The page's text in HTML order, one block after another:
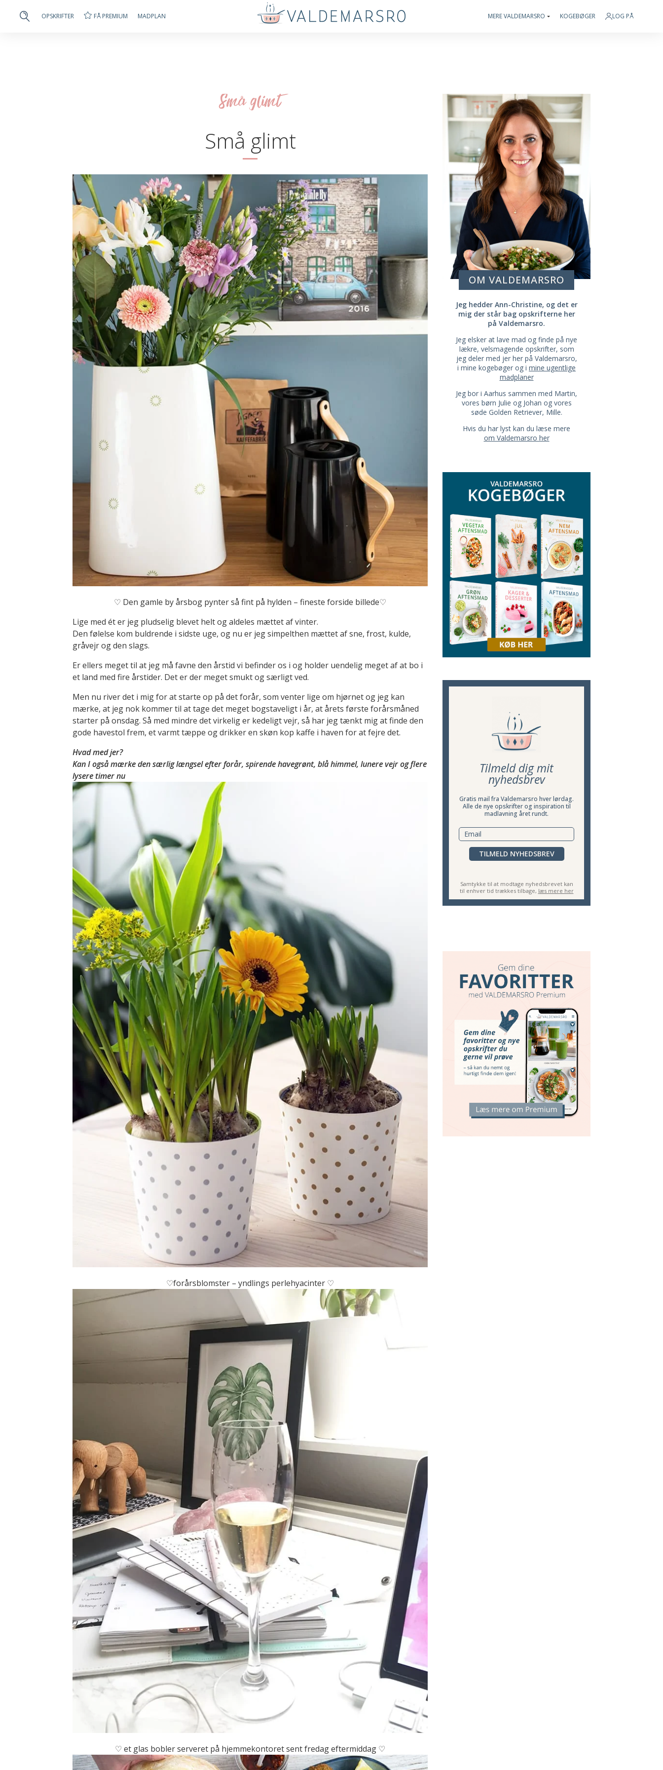
OPSKRIFTER FÅ PREMIUM MADPLAN MERE VALDEMARSRO KOGEBØGER LOG PÅ
Små glimt
Små glimt
♡ Den gamle by årsbog pynter så fint på hylden – fineste forside billede♡
Lige med ét er jeg pludselig blevet helt og aldeles mættet af vinter.
Den følelse kom buldrende i sidste uge, og nu er jeg simpelthen mættet af sne, frost, kulde,
gråvejr og den slags.
Er ellers meget til at jeg må favne den årstid vi befinder os i og holder uendelig meget af at bo i
et land med fire årstider. Det er der meget smukt og særligt ved.
Men nu river det i mig for at starte op på det forår, som venter lige om hjørnet og jeg kan
mærke, at jeg nok kommer til at tage det meget bogstaveligt i år, at årets første forårsmåned
starter på onsdag. Så med mindre det virkelig er kedeligt vejr, så har jeg tænkt mig at finde den
gode havestol frem, et varmt tæppe og drikker en skøn kop kaffe i haven for at fejre det.
Hvad med jer?
Kan I også mærke den særlig længsel efter forår, spirende havegrønt, blå himmel, lunere vejr og flere
lysere timer nu
♡forårsblomster – yndlings perlehyacinter ♡
♡ et glas bobler serveret på hjemmekontoret sent fredag eftermiddag ♡
OM VALDEMARSRO
Jeg hedder Ann-Christine, og det er
mig der står bag opskrifterne her
på Valdemarsro.
Jeg elsker at lave mad og finde på nye
lækre, velsmagende opskrifter, som
jeg deler med jer her på Valdemarsro,
i mine kogebøger og i mine ugentlige
madplaner
Jeg bor i Aarhus sammen med Martin,
vores børn Julie og Johan og vores
søde Golden Retriever, Mille.
Hvis du har lyst kan du læse mere
om Valdemarsro her
Tilmeld dig mit
nyhedsbrev
Gratis mail fra Valdemarsro hver lørdag.
Alle de nye opskrifter og inspiration til
madlavning året rundt.
TILMELD NYHEDSBREV
Samtykke til at modtage nyhedsbrevet kan
til enhver tid trækkes tilbage, læs mere her